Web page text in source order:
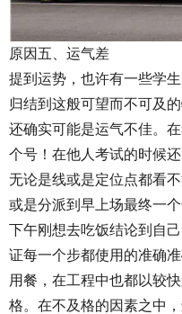
原因五、运气差
提到运势，也许有一些学
归结到这般可望而不可及
还确实可能是运气不佳。
个号！在他人考试的时候
无论是线或是定位点都看
或是分派到早上场最终一
下午刚想去吃饭结论到自
证每一个步都使用的准确
用餐，在工程中也都以较
格。在不及格的因素之中